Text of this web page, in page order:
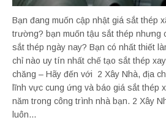
Bạn đang muốn cập nhật giá sắt thép
trường? bạn muốn tậu sắt thép nhưng
sắt thép ngày nay? Bạn có nhất thiết
chỉ nào uy tín nhất chế tạo sắt thép
chăng – Hãy đến với 2 Xây Nhà, địa
lĩnh vực cung ứng và báo giá sắt thép
năm trong công trình nhà bạn. 2 Xây
luôn...